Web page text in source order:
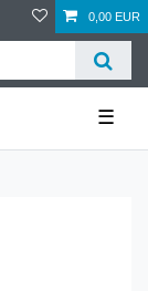
0,00 EUR
☰